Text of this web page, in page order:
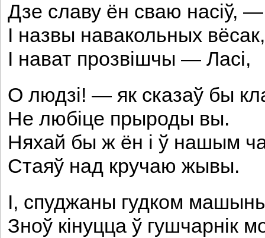
Дзе славу ён сваю насіў, —
I назвы навакольных вёсак,
I нават прозвішчы — Ласі,
О людзі! — як сказаў бы
He любіце прыроды вы.
Няхай бы ж ён і ў нашым
Стаяў над кручаю жывы.
I, спуджаны гудком
Зноў кінуцца ў гушчарнік